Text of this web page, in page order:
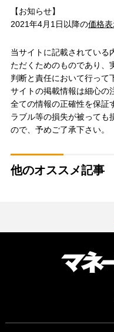
【お知らせ】
2021年4月1日以降の価格
当サイトに記載されている
ただくためのものであり、
判断と責任において行って
サイトの掲載情報は細心の
全ての情報の正確性を保証
ラブル等の損失が被っても
ので、予めご了承下さい。
他のオススメ記事